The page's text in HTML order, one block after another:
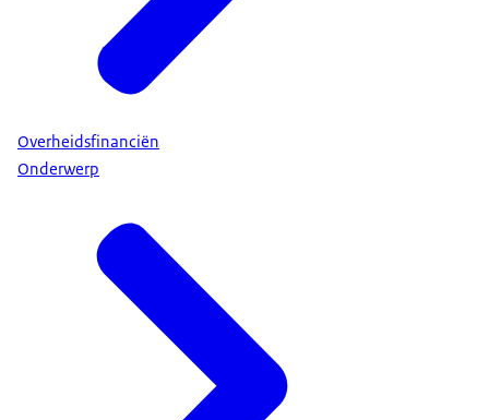
Overheidsfinanciën
Onderwerp